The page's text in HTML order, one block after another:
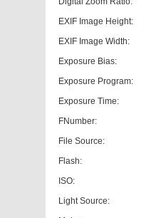
EXIF Image Height:
EXIF Image Width:
Exposure Bias:
Exposure Program:
Exposure Time:
FNumber:
File Source:
Flash:
ISO:
Light Source: